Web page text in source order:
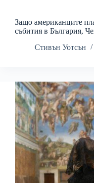
Защо американците
събития в България,
Стивън Уотсън